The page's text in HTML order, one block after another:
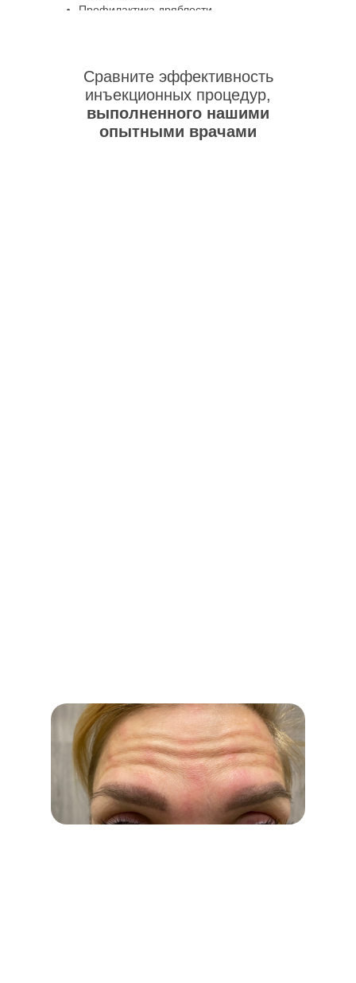
Профилактика дряблости.
Сравните эффективность
инъекционных процедур,
выполненного нашими
опытными врачами